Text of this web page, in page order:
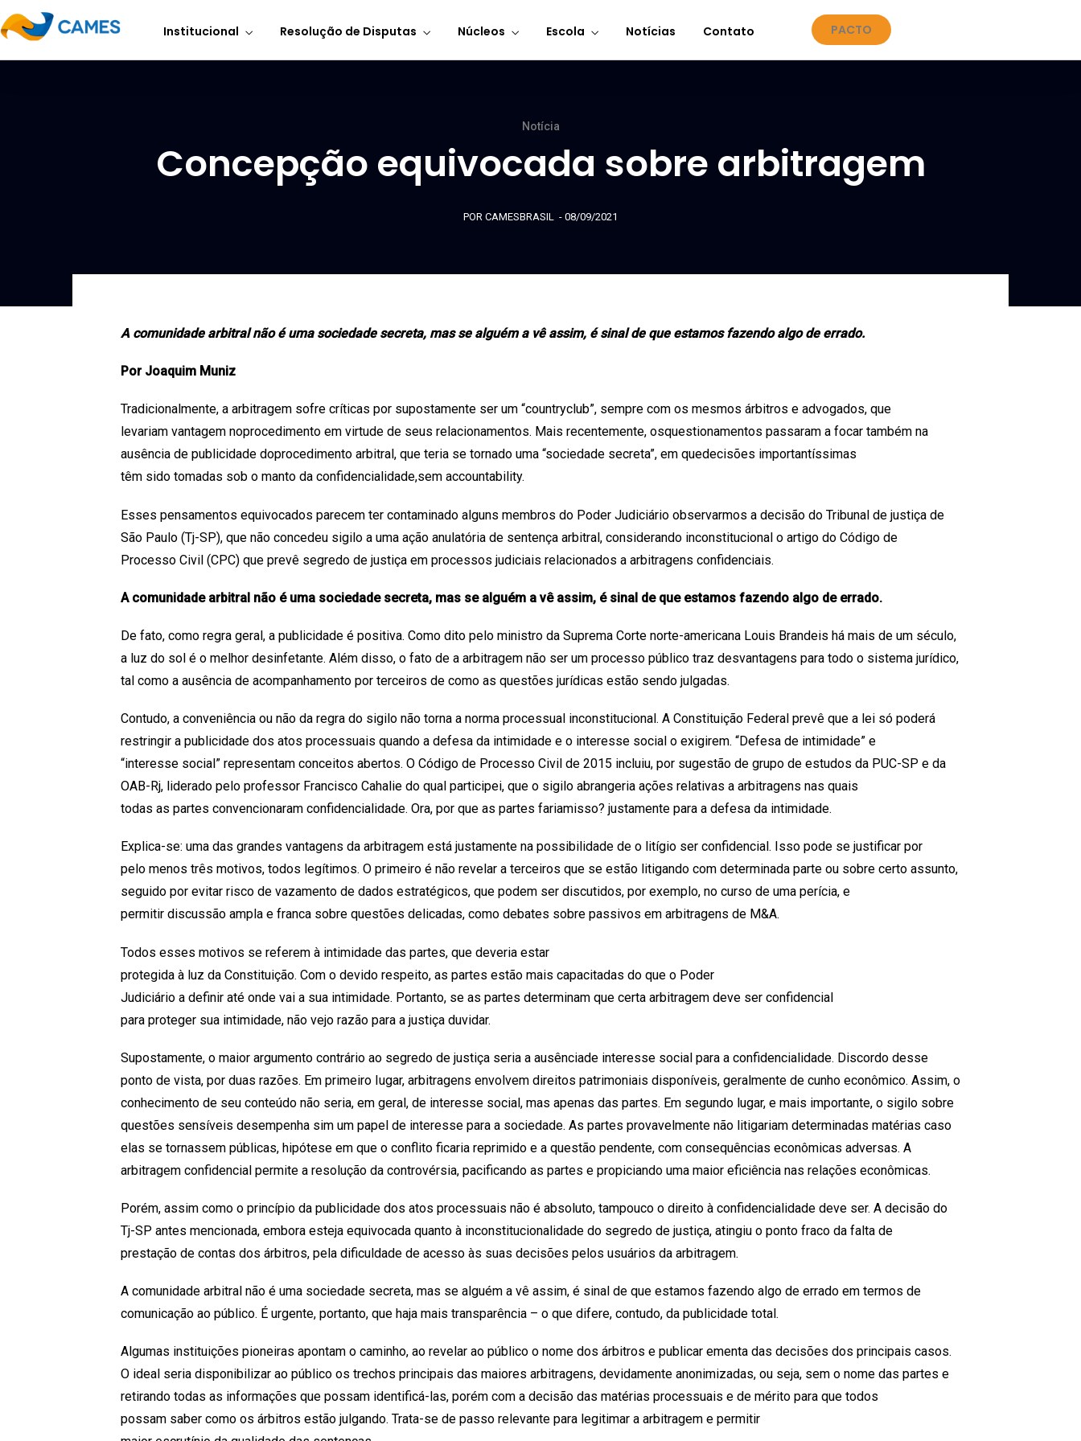
Institucional Resolução de Disputas Núcleos Escola Notícias Contato PACTO
Notícia
Concepção equivocada sobre arbitragem
POR CAMESBRASIL - 08/09/2021
A comunidade arbitral não é uma sociedade secreta, mas se alguém a vê assim, é sinal de que estamos fazendo algo de errado.
Por Joaquim Muniz
Tradicionalmente, a arbitragem sofre críticas por supostamente ser um “countryclub”, sempre com os mesmos árbitros e advogados, que
levariam vantagem noprocedimento em virtude de seus relacionamentos. Mais recentemente, osquestionamentos passaram a focar também na
ausência de publicidade doprocedimento arbitral, que teria se tornado uma “sociedade secreta”, em quedecisões importantíssimas
têm sido tomadas sob o manto da confidencialidade,sem accountability.
Esses pensamentos equivocados parecem ter contaminado alguns membros do Poder Judiciário observarmos a decisão do Tribunal de justiça de
São Paulo (Tj-SP), que não concedeu sigilo a uma ação anulatória de sentença arbitral, considerando inconstitucional o artigo do Código de
Processo Civil (CPC) que prevê segredo de justiça em processos judiciais relacionados a arbitragens confidenciais.
A comunidade arbitral não é uma sociedade secreta, mas se alguém a vê assim, é sinal de que estamos fazendo algo de errado.
De fato, como regra geral, a publicidade é positiva. Como dito pelo ministro da Suprema Corte norte-americana Louis Brandeis há mais de um século,
a luz do sol é o melhor desinfetante. Além disso, o fato de a arbitragem não ser um processo público traz desvantagens para todo o sistema jurídico,
tal como a ausência de acompanhamento por terceiros de como as questões jurídicas estão sendo julgadas.
Contudo, a conveniência ou não da regra do sigilo não torna a norma processual inconstitucional. A Constituição Federal prevê que a lei só poderá
restringir a publicidade dos atos processuais quando a defesa da intimidade e o interesse social o exigirem. “Defesa de intimidade” e
“interesse social” representam conceitos abertos. O Código de Processo Civil de 2015 incluiu, por sugestão de grupo de estudos da PUC-SP e da
OAB-Rj, liderado pelo professor Francisco Cahalie do qual participei, que o sigilo abrangeria ações relativas a arbitragens nas quais
todas as partes convencionaram confidencialidade. Ora, por que as partes fariamisso? justamente para a defesa da intimidade.
Explica-se: uma das grandes vantagens da arbitragem está justamente na possibilidade de o litígio ser confidencial. Isso pode se justificar por
pelo menos três motivos, todos legítimos. O primeiro é não revelar a terceiros que se estão litigando com determinada parte ou sobre certo assunto,
seguido por evitar risco de vazamento de dados estratégicos, que podem ser discutidos, por exemplo, no curso de uma perícia, e
permitir discussão ampla e franca sobre questões delicadas, como debates sobre passivos em arbitragens de M&A.
Todos esses motivos se referem à intimidade das partes, que deveria estar
protegida à luz da Constituição. Com o devido respeito, as partes estão mais capacitadas do que o Poder
Judiciário a definir até onde vai a sua intimidade. Portanto, se as partes determinam que certa arbitragem deve ser confidencial
para proteger sua intimidade, não vejo razão para a justiça duvidar.
Supostamente, o maior argumento contrário ao segredo de justiça seria a ausênciade interesse social para a confidencialidade. Discordo desse
ponto de vista, por duas razões. Em primeiro Iugar, arbitragens envolvem direitos patrimoniais disponíveis, geralmente de cunho econômico. Assim, o
conhecimento de seu conteúdo não seria, em geral, de interesse social, mas apenas das partes. Em segundo lugar, e mais importante, o sigilo sobre
questões sensíveis desempenha sim um papel de interesse para a sociedade. As partes provavelmente não litigariam determinadas matérias caso
elas se tornassem públicas, hipótese em que o conflito ficaria reprimido e a questão pendente, com consequências econômicas adversas. A
arbitragem confidencial permite a resolução da controvérsia, pacificando as partes e propiciando uma maior eficiência nas relações econômicas.
Porém, assim como o princípio da publicidade dos atos processuais não é absoluto, tampouco o direito à confidencialidade deve ser. A decisão do
Tj-SP antes mencionada, embora esteja equivocada quanto à inconstitucionalidade do segredo de justiça, atingiu o ponto fraco da falta de
prestação de contas dos árbitros, pela dificuldade de acesso às suas decisões pelos usuários da arbitragem.
A comunidade arbitral não é uma sociedade secreta, mas se alguém a vê assim, é sinal de que estamos fazendo algo de errado em termos de
comunicação ao público. É urgente, portanto, que haja mais transparência – o que difere, contudo, da publicidade total.
Algumas instituições pioneiras apontam o caminho, ao revelar ao público o nome dos árbitros e publicar ementa das decisões dos principais casos.
O ideal seria disponibilizar ao público os trechos principais das maiores arbitragens, devidamente anonimizadas, ou seja, sem o nome das partes e
retirando todas as informações que possam identificá-las, porém com a decisão das matérias processuais e de mérito para que todos
possam saber como os árbitros estão julgando. Trata-se de passo relevante para legitimar a arbitragem e permitir